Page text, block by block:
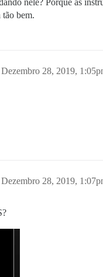
bem.
Dezembro 28, 2019,
Dezembro 28, 2019,